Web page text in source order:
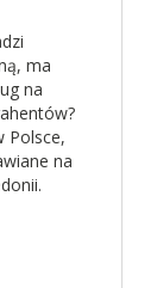
ma
na
Polsce,
na